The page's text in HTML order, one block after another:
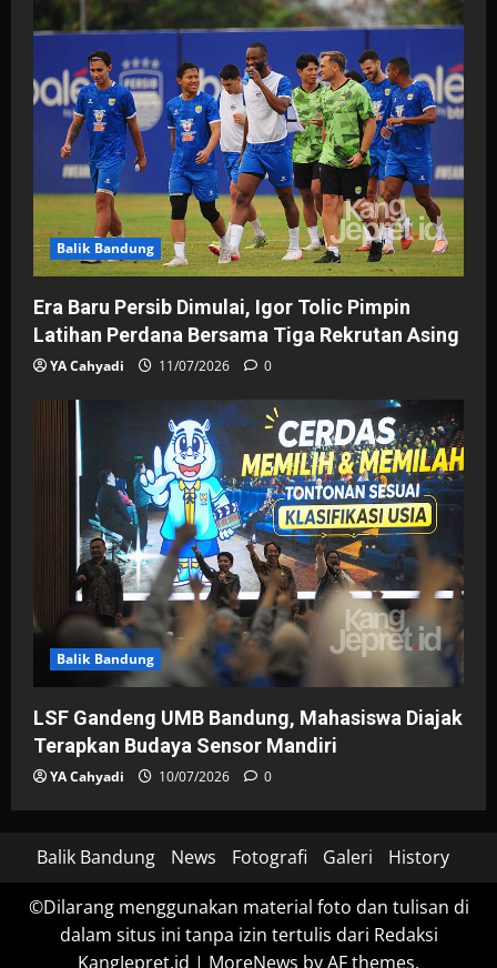
Balik Bandung
Era Baru Persib Dimulai, Igor Tolic Pimpin
Latihan Perdana Bersama Tiga Rekrutan Asing
YA Cahyadi 11/07/2026 0
Balik Bandung
LSF Gandeng UMB Bandung, Mahasiswa Diajak
Terapkan Budaya Sensor Mandiri
YA Cahyadi 10/07/2026 0
Balik Bandung News Fotografi Galeri History
©Dilarang menggunakan material foto dan tulisan di
dalam situs ini tanpa izin tertulis dari Redaksi
KangJepret.id | MoreNews by AF themes.